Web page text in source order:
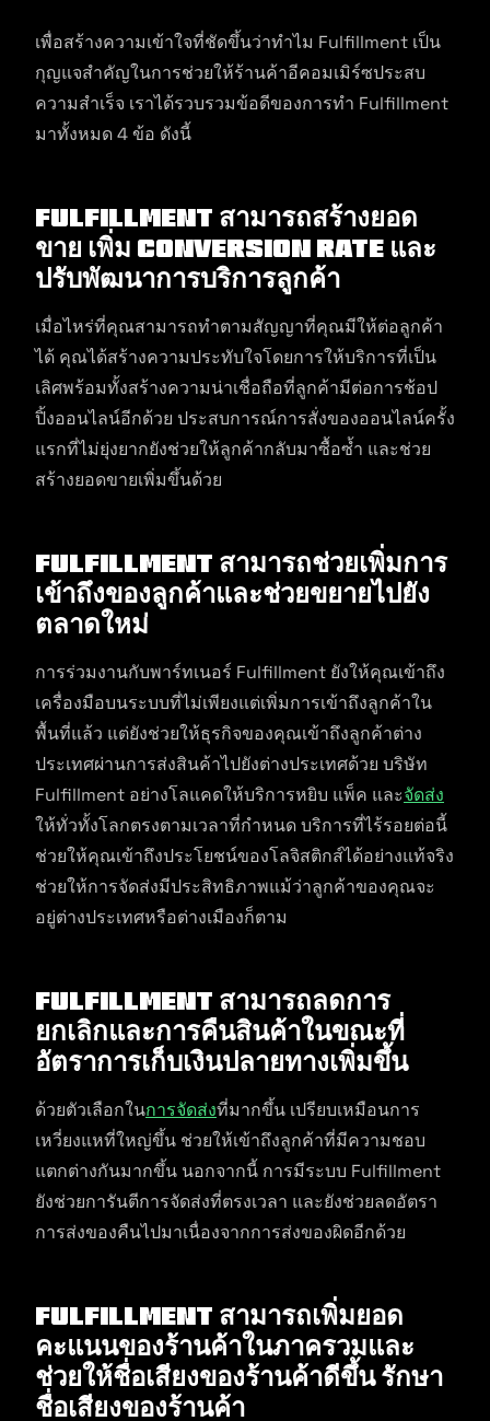
เพื่อสร้างความเข้าใจที่ชัดขึ้นว่าทำไม Fulfillment เป็น
กุญแจสำคัญในการช่วยให้ร้านค้าอีคอมเมิร์ซประสบ
ความสำเร็จ เราได้รวบรวมข้อดีของการทำ Fulfillment
มาทั้งหมด 4 ข้อ ดังนี้
Fulfillment สามารถสร้างยอด
ขาย เพิ่ม Conversion rate และ
ปรับพัฒนาการบริการลูกค้า
เมื่อไหร่ที่คุณสามารถทำตามสัญญาที่คุณมีให้ต่อลูกค้า
ได้ คุณได้สร้างความประทับใจโดยการให้บริการที่เป็น
เลิศพร้อมทั้งสร้างความน่าเชื่อถือที่ลูกค้ามีต่อการช้อป
ปิ้งออนไลน์อีกด้วย ประสบการณ์การสั่งของออนไลน์ครั้ง
แรกที่ไม่ยุ่งยากยังช่วยให้ลูกค้ากลับมาซื้อซ้ำ และช่วย
สร้างยอดขายเพิ่มขึ้นด้วย
Fulfillment สามารถช่วยเพิ่มการ
เข้าถึงของลูกค้าและช่วยขยายไปยัง
ตลาดใหม่
การร่วมงานกับพาร์ทเนอร์ Fulfillment ยังให้คุณเข้าถึง
เครื่องมือบนระบบที่ไม่เพียงแต่เพิ่มการเข้าถึงลูกค้าใน
พื้นที่แล้ว แต่ยังช่วยให้ธุรกิจของคุณเข้าถึงลูกค้าต่าง
ประเทศผ่านการส่งสินค้าไปยังต่างประเทศด้วย บริษัท
Fulfillment อย่างโลแคดให้บริการหยิบ แพ็ค และจัดส่ง
ให้ทั่วทั้งโลกตรงตามเวลาที่กำหนด บริการที่ไร้รอยต่อนี้
ช่วยให้คุณเข้าถึงประโยชน์ของโลจิสติกส์ได้อย่างแท้จริง
ช่วยให้การจัดส่งมีประสิทธิภาพแม้ว่าลูกค้าของคุณจะ
อยู่ต่างประเทศหรือต่างเมืองก็ตาม
Fulfillment สามารถลดการ
ยกเลิกและการคืนสินค้าในขณะที่
อัตราการเก็บเงินปลายทางเพิ่มขึ้น
ด้วยตัวเลือกในการจัดส่งที่มากขึ้น เปรียบเหมือนการ
เหวี่ยงแหที่ใหญ่ขึ้น ช่วยให้เข้าถึงลูกค้าที่มีความชอบ
แตกต่างกันมากขึ้น นอกจากนี้ การมีระบบ Fulfillment
ยังช่วยการันตีการจัดส่งที่ตรงเวลา และยังช่วยลดอัตรา
การส่งของคืนไปมาเนื่องจากการส่งของผิดอีกด้วย
Fulfillment สามารถเพิ่มยอด
คะแนนของร้านค้าในภาครวมและ
ช่วยให้ชื่อเสียงของร้านค้าดีขึ้น รักษา
ชื่อเสียงของร้านค้า